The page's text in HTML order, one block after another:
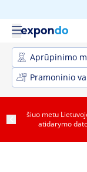
Aprūpinimo
Pramoninio
šiuo metu
atidarymo